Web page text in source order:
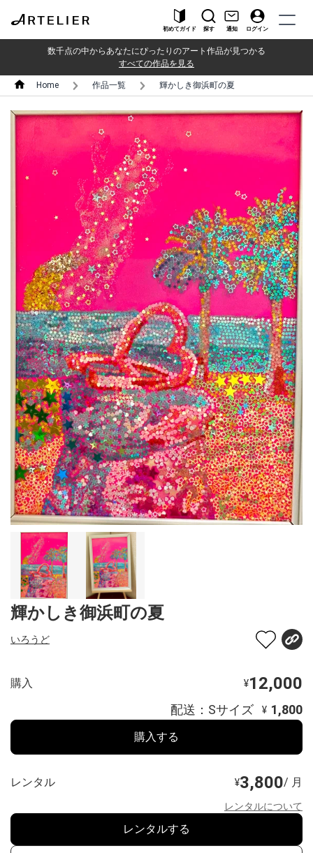
初めてガイド 探す 通知 ログイン
数千点の中からあなたにぴったりのアート作品が見つかる
すべての作品を見る
Home 作品一覧 輝かしき御浜町の夏
輝かしき御浜町の夏
いろうど
購入 ¥12,000
配送：Sサイズ ¥ 1,800
購入する
レンタル ¥3,800/ 月
レンタルについて
レンタルする